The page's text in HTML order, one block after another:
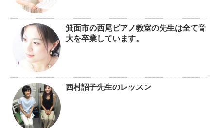
箕面市の西尾ピアノ教室の先生は全て音
大を卒業しています。
西村詔子先生のレッスン